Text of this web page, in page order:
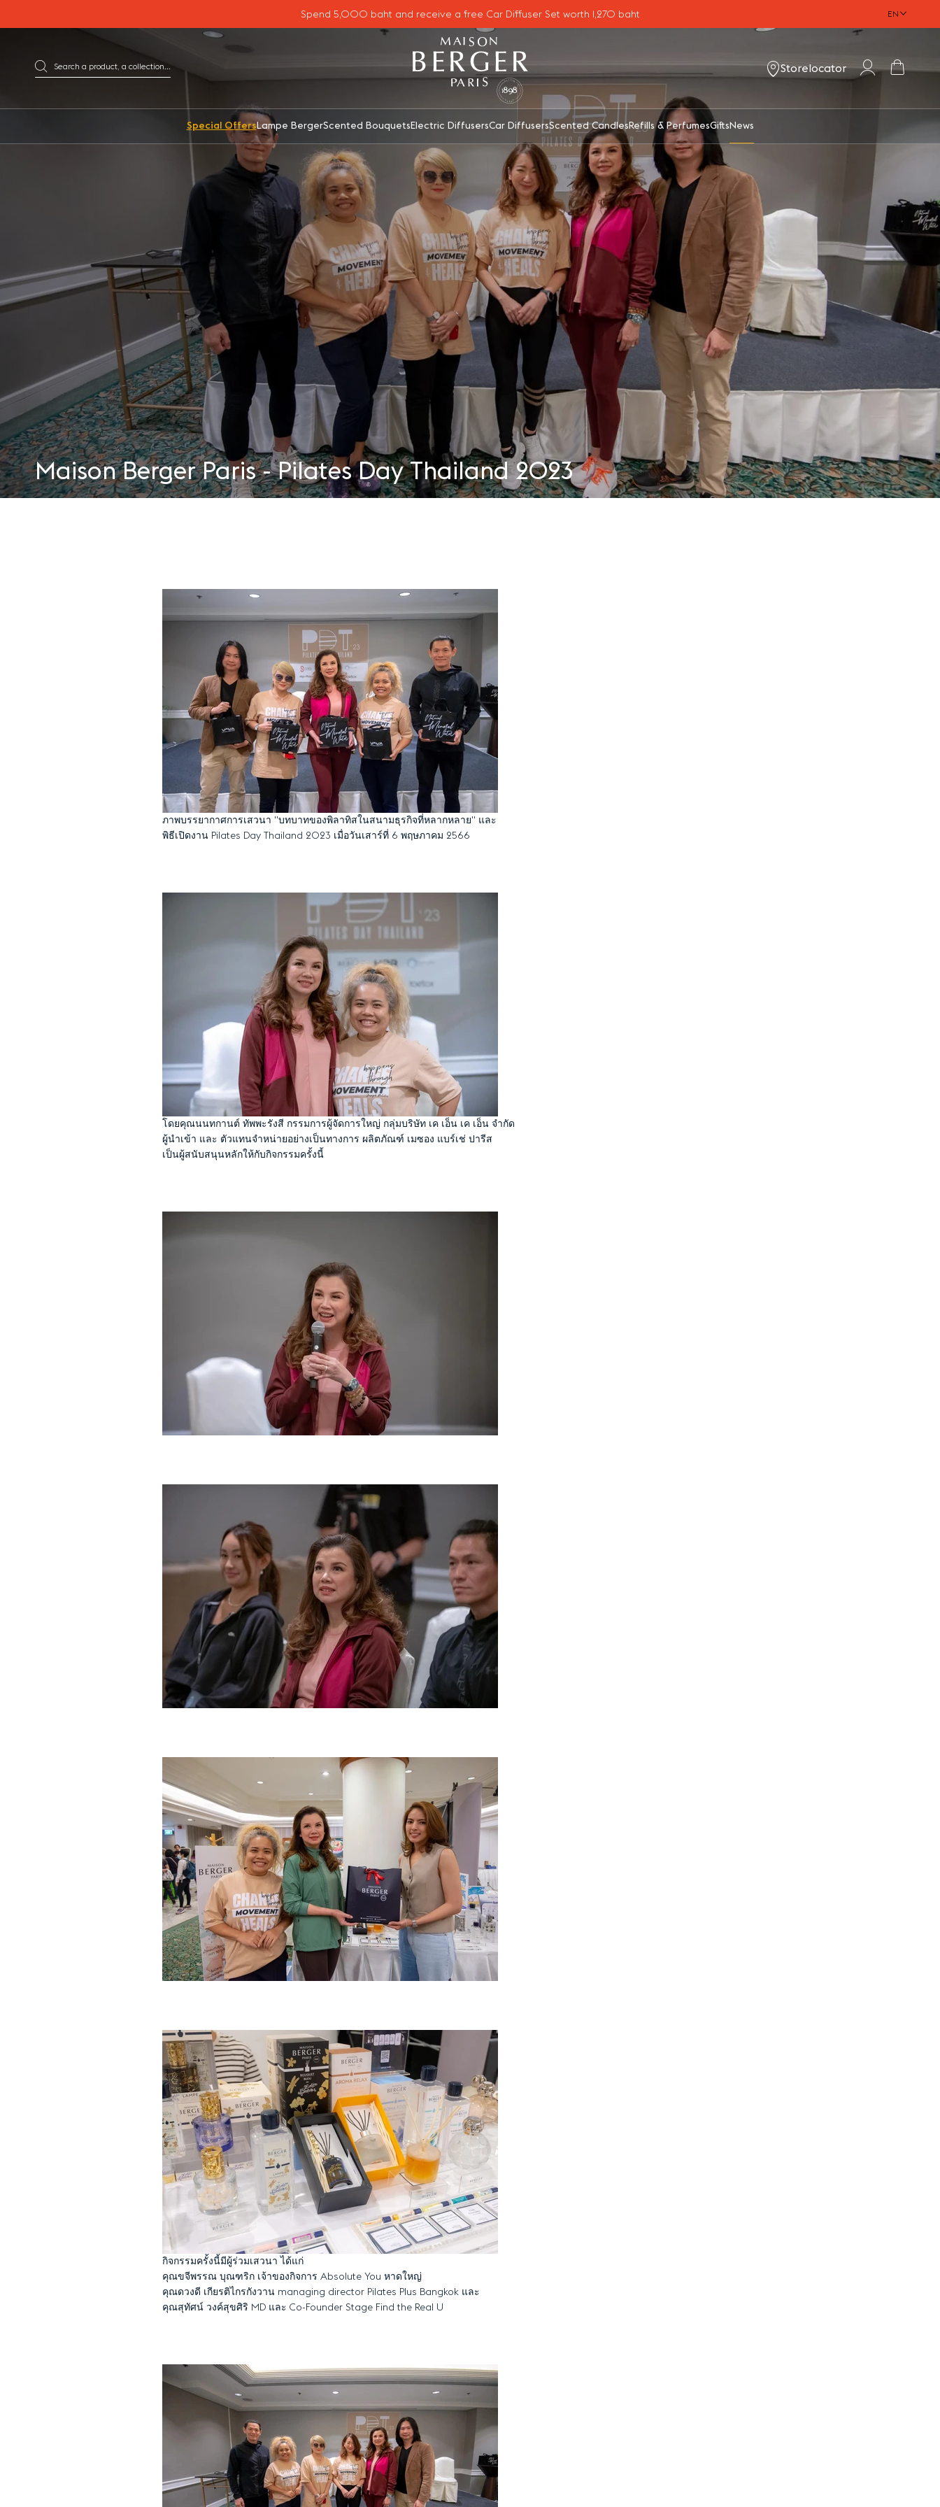
Spend 5,000 baht and receive a free Car Diffuser Set worth 1,270 baht EN
Search
Search a product, a collection... Storelocator Account
Special Offers Lampe BergerScented Bouquets Electric DiffusersCar DiffusersScented Candles Refills & PerfumesGifts News
Maison Berger Paris - Pilates Day Thailand 2023
ภาพบรรยากาศการเสวนา "บทบาทของพิลาทิสในสนามธุรกิจที่หลากหลาย" และ
พิธีเปิดงาน Pilates Day Thailand 2023 เมื่อวันเสาร์ที่ 6 พฤษภาคม 2566
โดยคุณนนทกานต์ ทัพพะรังสี กรรมการผู้จัดการใหญ่ กลุ่มบริษัท เค เอ็น เค เอ็น จำกัด
ผู้นำเข้า และ ตัวแทนจำหน่ายอย่างเป็นทางการ ผลิตภัณฑ์ เมซอง แบร์เช่ ปารีส
เป็นผู้สนับสนุนหลักให้กับกิจกรรมครั้งนี้
กิจกรรมครั้งนี้มีผู้ร่วมเสวนา ได้แก่
คุณขจีพรรณ บุณฑริก เจ้าของกิจการ Absolute You หาดใหญ่
คุณดวงดี เกียรติไกรกังวาน managing director Pilates Plus Bangkok และ
คุณสุทัศน์ วงค์สุขศิริ MD และ Co-Founder Stage Find the Real U